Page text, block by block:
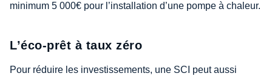
minimum 5 000€ pour l’installation d’une pompe à chaleur.
L’éco-prêt à taux zéro
Pour réduire les investissements, une SCI peut aussi